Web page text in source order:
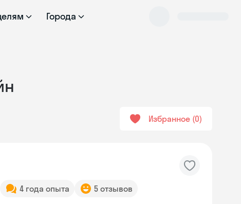
Города
Избранное 0
4 года опыта 5 отзывов